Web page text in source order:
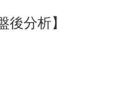
後分析】